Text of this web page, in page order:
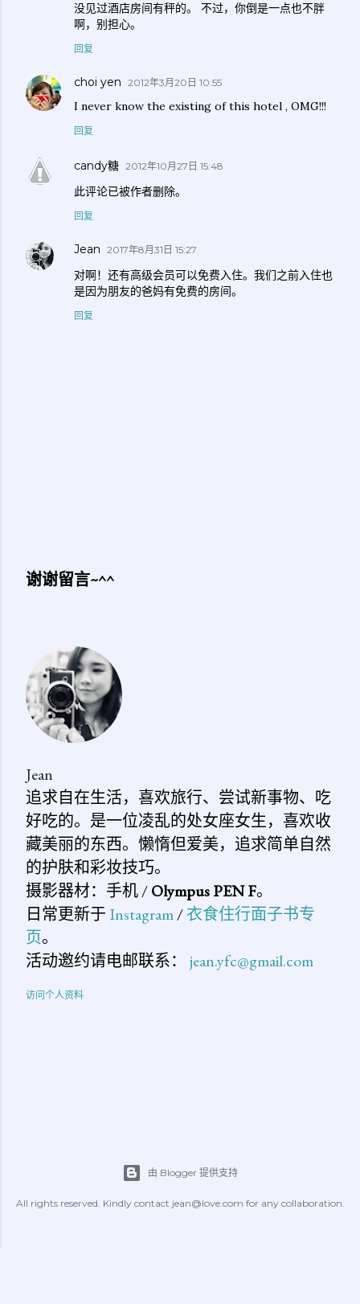
没见过酒店房间有秤的。 不过，你倒是一点也不胖
啊，别担心。
回复
choi yen 2012年3月20日 10:55
I never know the existing of this hotel , OMG!!!
回复
candy糖 2012年10月27日 15:48
此评论已被作者删除。
回复
Jean 2017年8月31日 15:27
对啊！还有高级会员可以免费入住。我们之前入住也
是因为朋友的爸妈有免费的房间。
回复
论
谢谢留言~^^
Jean
追求自在生活，喜欢旅行、尝试新事物、吃
好吃的。是一位凌乱的处女座女生，喜欢收
藏美丽的东西。懒惰但爱美，追求简单自然
的护肤和彩妆技巧。
摄影器材：手机 /Olympus PEN F。
日常更新于 Instagram/衣食住行面子书专
页。
活动邀约请电邮联系： jean.yfc@gmail.com
访问个人资料
由 Blogger 提供支持
All rights reserved. Kindly contact jean@love.com for any collaboration.